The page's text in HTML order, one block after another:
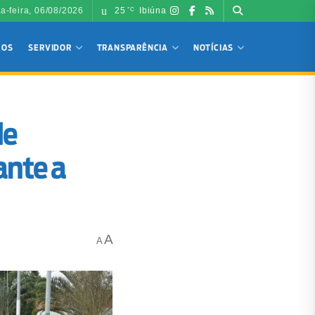
feira, 06/08/2026 25 °C Ibiúna
SERVIDOR TRANSPARÊNCIA NOTÍCIAS
a
A A